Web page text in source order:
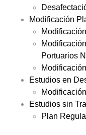
Modificación
Portuarios
Estudios en
Estudios sin
Plan